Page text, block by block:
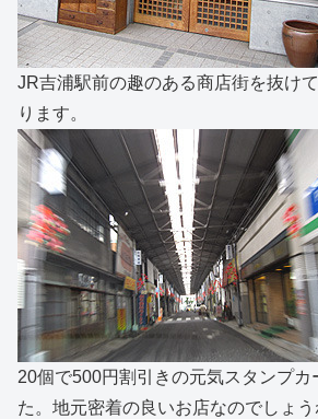
JR吉浦駅前の趣のある商店街を抜け
ります。
20個で500円割引きの元気スタンプカ
た。地元密着の良いお店なのでしょう